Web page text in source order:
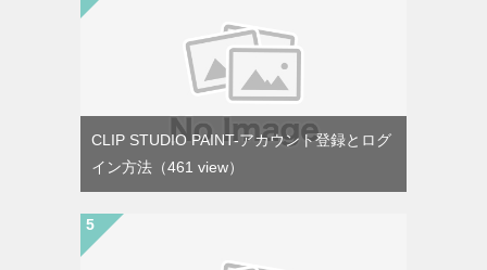
CLIP STUDIO PAINT-アカウント登録とログ
イン方法 （461 view）